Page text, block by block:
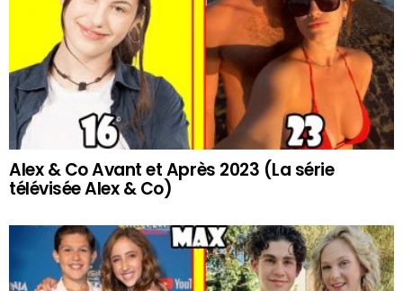
Alex & Co Avant et Après 2023 (La série
télévisée Alex & Co)